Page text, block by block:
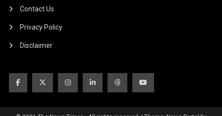
Contact Us
Privacy Policy
Disclaimer